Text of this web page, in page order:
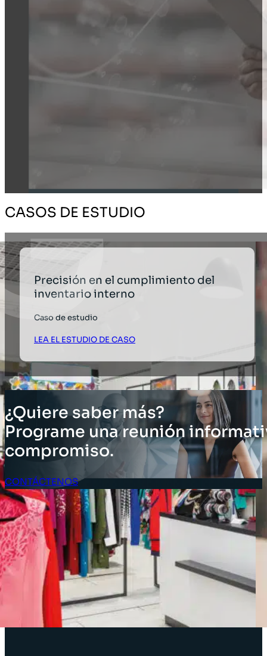
CASOS DE ESTUDIO
Precisión en el cumplimiento del
inventario interno
Caso de estudio
LEA EL ESTUDIO DE CASO
¿Quiere saber más?
Programe una reunión
compromiso.
CONTÁCTENOS
Acceso Clientes
SOLUCIONES
Soluciones de inventario
Soluciones empresariales
Soluciones para la cadena de suministro
Etiquetado de activos
Soluciones para el sector minorista